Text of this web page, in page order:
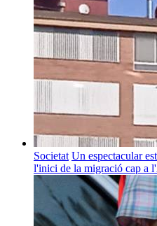
Societat Un espectacular
l'inici de la migració cap a